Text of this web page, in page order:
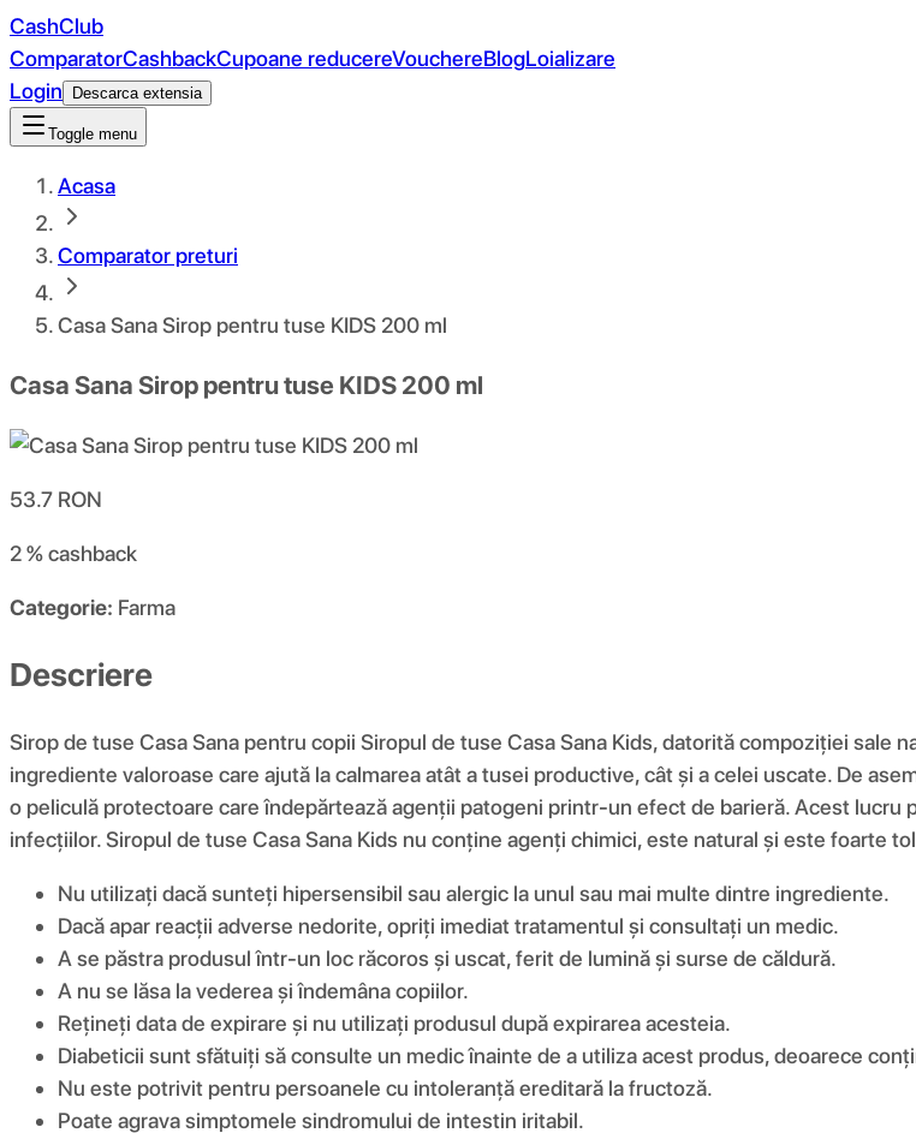
CashClub
ComparatorCashbackCupoane reducereVouchereBlogLoializare
Login
Descarca extensia
Toggle menu
Acasa
Comparator preturi
Casa Sana Sirop pentru tuse KIDS 200 ml
Casa Sana Sirop pentru tuse KIDS 200 ml
53.7 RON
2 %cashback
Categorie: Farma
Descriere
Sirop de tuse Casa Sana pentru copii Siropul de tuse Casa Sana Kids, datorită compoziției
ingrediente valoroase care ajută la calmarea atât a tusei productive, cât și a celei uscate. De
o peliculă protectoare care îndepărtează agenții patogeni printr-un efect de barieră. Acest
infecțiilor. Siropul de tuse Casa Sana Kids nu conține agenți chimici, este natural și este foarte
Nu utilizați dacă sunteți hipersensibil sau alergic la unul sau mai multe dintre ingrediente.
Dacă apar reacții adverse nedorite, opriți imediat tratamentul și consultați un medic.
A se păstra produsul într-un loc răcoros și uscat, ferit de lumină și surse de căldură.
A nu se lăsa la vederea și îndemâna copiilor.
Rețineți data de expirare și nu utilizați produsul după expirarea acesteia.
Diabeticii sunt sfătuiți să consulte un medic înainte de a utiliza acest produs, deoarece
Nu este potrivit pentru persoanele cu intoleranță ereditară la fructoză.
Poate agrava simptomele sindromului de intestin iritabil.